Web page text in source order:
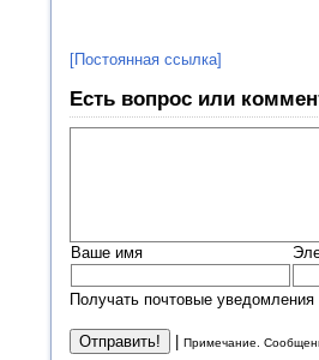
[Постоянная ссылка]
Есть вопрос или
Ваше имя
Получать почтовые
| Примечание.